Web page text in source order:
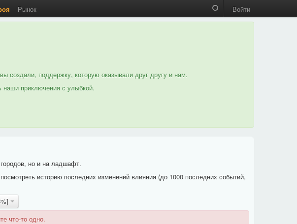
Рынок Войти
создали, поддержку, которую оказывали друг другу и нам.
наши приключения с улыбкой.
но и на ладшафт.
историю последних изменений влияния (до 1000 последних событий,
что-то одно.